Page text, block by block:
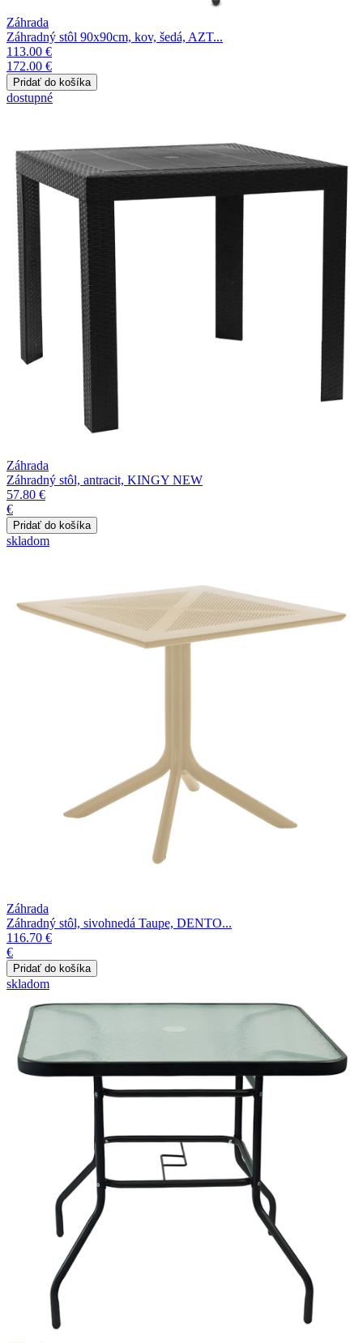
Záhrada
Záhradný stôl 90x90cm, kov, šedá, AZT...
113.00 €
172.00 €
dostupné
Záhrada
Záhradný stôl, antracit, KINGY NEW
57.80 €
€
skladom
Záhrada
Záhradný stôl, sivohnedá Taupe, DENTO...
116.70 €
€
skladom